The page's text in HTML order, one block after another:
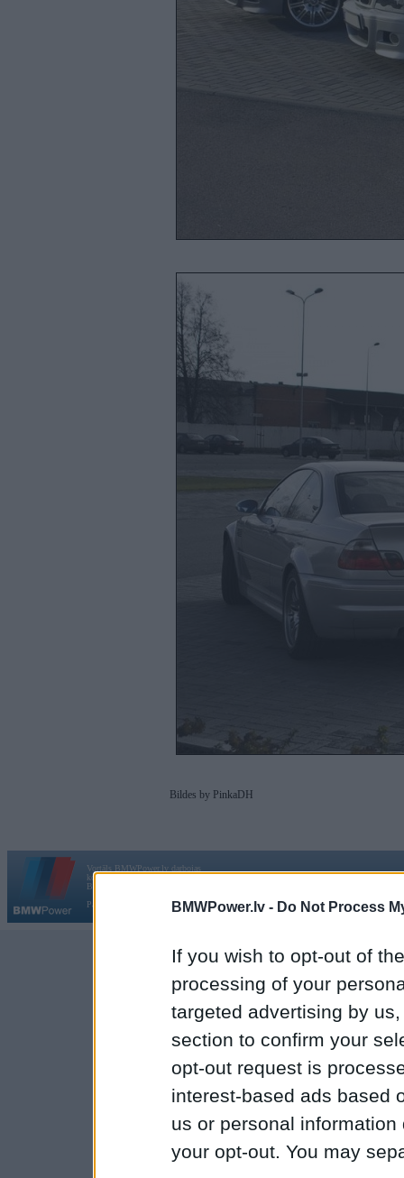
BMWPower.lv - Do Not Process
If you wish to opt-out of
processing of your
targeted advertising by
section to confirm your
opt-out request is
interest-based ads based
us or personal
your opt-out. You may
Bildes by PinkaDH
Vortāls BMWPower.lv darbojas
kopš 2002. gada 14. maija. Tas nav auto klubs un nav saistīts ar
BMW AG.
Par BMWPower
Kontakti|Reklāma